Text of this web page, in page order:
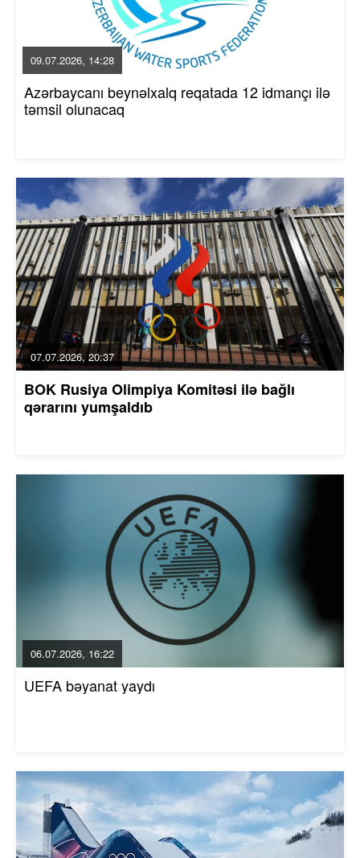
09.07.2026, 14:28
Azərbaycanı beynəlxalq reqatada 12 idmançı ilə
təmsil olunacaq
07.07.2026, 20:37
BOK Rusiya Olimpiya Komitəsi ilə bağlı
qərarını yumşaldıb
06.07.2026, 16:22
UEFA bəyanat yaydı